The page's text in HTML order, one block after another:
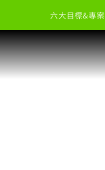
六大目標&專案